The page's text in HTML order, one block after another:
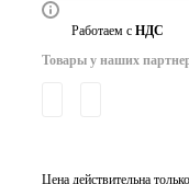
Работаем с НДС
Товары у наших
Цена действительна